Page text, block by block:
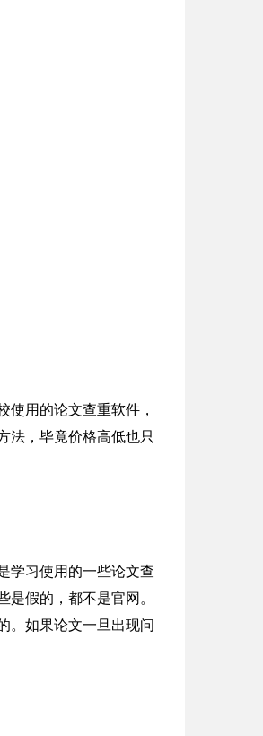
使用的论文查重软件，
法，毕竟价格高低也只
学习使用的一些论文查
假的，都不是官网。
。如果论文一旦出现问